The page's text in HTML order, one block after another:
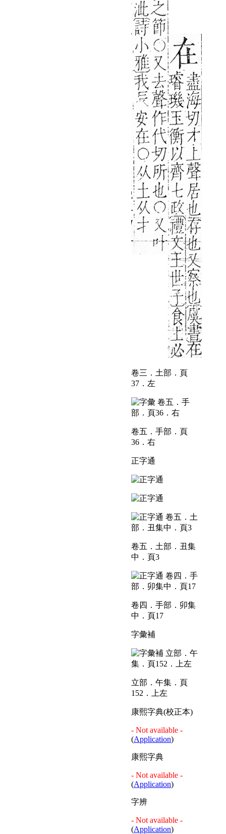
卷三．土部．頁
37．左
卷五．手部．頁
36．右
正字通
卷五．土部．丑集
中．頁3
卷四．手部．卯集
中．頁17
字彙補
立部．午集．頁
152．上左
康熙字典(校正本)
- Not available -
(Application)
康熙字典
- Not available -
(Application)
字辨
- Not available -
(Application)